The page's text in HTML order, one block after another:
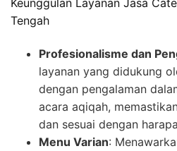
Keunggulan Layanan Jasa
Tengah
Profesionalisme dan
layanan yang didukung
dengan pengalaman
acara aqiqah,
dan sesuai dengan
Menu Varian: